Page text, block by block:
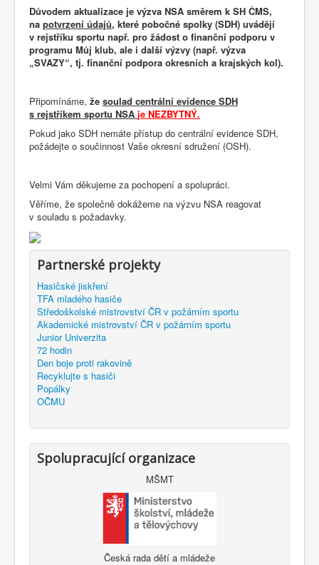
Důvodem aktualizace je výzva NSA směrem k SH ČMS,
na potvrzení údajů, které pobočné spolky (SDH) uvádějí
v rejstříku sportu např. pro žádost o finanční podporu v
programu Můj klub, ale i další výzvy (např. výzva
„SVAZY“, tj. finanční podpora okresních a krajských kol).
Připomínáme, že soulad centrální evidence SDH
s rejstříkem sportu NSA je NEZBYTNÝ.
Pokud jako SDH nemáte přístup do centrální evidence SDH,
požádejte o součinnost Vaše okresní sdružení (OSH).
Velmi Vám děkujeme za pochopení a spolupráci.
Věříme, že společně dokážeme na výzvu NSA reagovat
v souladu s požadavky.
Partnerské projekty
Hasičské jiskření
TFA mladého hasiče
Středoškolské mistrovství ČR v požárním sportu
Akademické mistrovství ČR v požárním sportu
Junior Univerzita
72 hodin
Den boje proti rakovině
Recyklujte s hasiči
Popálky
OČMU
Spolupracující organizace
MŠMT
Česká rada dětí a mládeže